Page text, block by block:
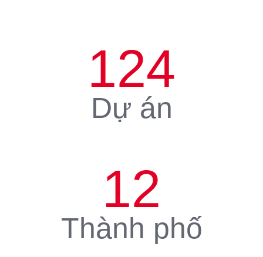
124
Dự án
12
Thành phố